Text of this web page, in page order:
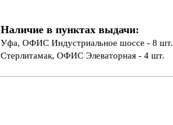
Наличие в пунктах выдачи:
Уфа, ОФИС Индустриальное шоссе - 8 шт.
Стерлитамак, ОФИС Элеваторная - 4 шт.